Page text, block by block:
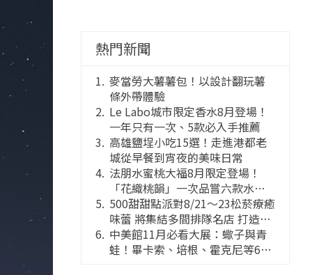
熱門新聞
麥當勞大薯薯包！以設計翻玩薯
條外帶體驗
Le Labo城市限定香水8月登場！
一年只有一次、5款必入手推薦
高雄鹽埕小吃15選！走進港都老
城從早餐到宵夜的美味日常
法朋水蜜桃大福8月限定登場！
「花織桃韻」一次品嘗六款水蜜
桃花果大福
500甜甜點派對8/21～23松菸療癒
味蕾 將集結多間排隊名店 打造靈
感創意的舞台
中美館11月必看大展：蠍子與青
蛙！畢卡索、培根、霍克尼等66